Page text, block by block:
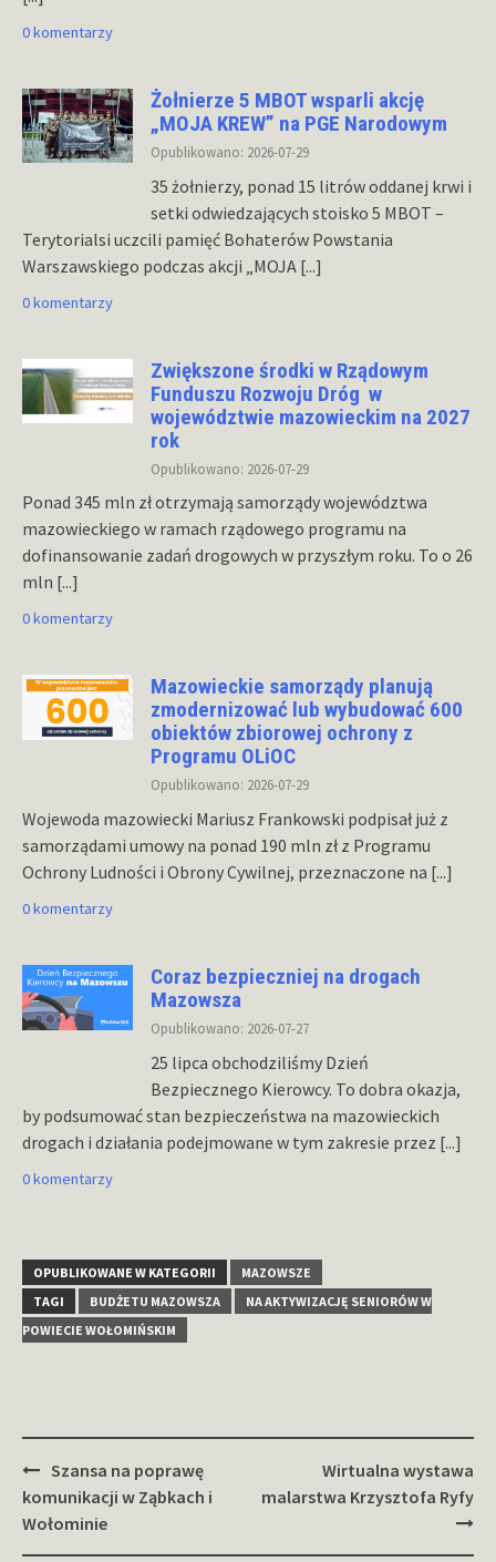
0 komentarzy
Żołnierze 5 MBOT wsparli akcję
„MOJA KREW” na PGE Narodowym
Opublikowano: 2026-07-29
35 żołnierzy, ponad 15 litrów oddanej krwi i
setki odwiedzających stoisko 5 MBOT –
Terytorialsi uczcili pamięć Bohaterów Powstania
Warszawskiego podczas akcji „MOJA [...]
0 komentarzy
Zwiększone środki w Rządowym
Funduszu Rozwoju Dróg w
województwie mazowieckim na 2027
rok
Opublikowano: 2026-07-29
Ponad 345 mln zł otrzymają samorządy województwa
mazowieckiego w ramach rządowego programu na
dofinansowanie zadań drogowych w przyszłym roku. To o 26
mln [...]
0 komentarzy
Mazowieckie samorządy planują
zmodernizować lub wybudować 600
obiektów zbiorowej ochrony z
Programu OLiOC
Opublikowano: 2026-07-29
Wojewoda mazowiecki Mariusz Frankowski podpisał już z
samorządami umowy na ponad 190 mln zł z Programu
Ochrony Ludności i Obrony Cywilnej, przeznaczone na [...]
0 komentarzy
Coraz bezpieczniej na drogach
Mazowsza
Opublikowano: 2026-07-27
25 lipca obchodziliśmy Dzień
Bezpiecznego Kierowcy. To dobra okazja,
by podsumować stan bezpieczeństwa na mazowieckich
drogach i działania podejmowane w tym zakresie przez [...]
0 komentarzy
OPUBLIKOWANE W KATEGORII
MAZOWSZE
TAGI
BUDŻETU MAZOWSZA
NA AKTYWIZACJĘ SENIORÓW W
POWIECIE WOŁOMIŃSKIM
Zobacz
wpisy
Szansa na poprawę
komunikacji w Ząbkach i
Wołominie
Wirtualna wystawa
malarstwa Krzysztofa Ryfy